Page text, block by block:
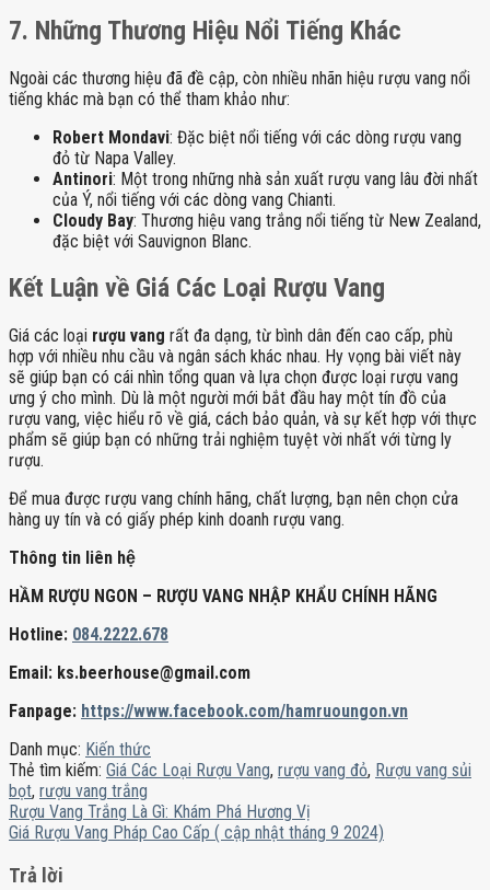
7. Những Thương Hiệu Nổi Tiếng Khác
Ngoài các thương hiệu đã đề cập, còn nhiều nhãn hiệu rượu vang nổi
tiếng khác mà bạn có thể tham khảo như:
Robert Mondavi: Đặc biệt nổi tiếng với các dòng rượu vang
đỏ từ Napa Valley.
Antinori: Một trong những nhà sản xuất rượu vang lâu đời nhất
của Ý, nổi tiếng với các dòng vang Chianti.
Cloudy Bay: Thương hiệu vang trắng nổi tiếng từ New Zealand,
đặc biệt với Sauvignon Blanc.
Kết Luận về Giá Các Loại Rượu Vang
Giá các loại rượu vang rất đa dạng, từ bình dân đến cao cấp, phù
hợp với nhiều nhu cầu và ngân sách khác nhau. Hy vọng bài viết này
sẽ giúp bạn có cái nhìn tổng quan và lựa chọn được loại rượu vang
ưng ý cho mình. Dù là một người mới bắt đầu hay một tín đồ của
rượu vang, việc hiểu rõ về giá, cách bảo quản, và sự kết hợp với thực
phẩm sẽ giúp bạn có những trải nghiệm tuyệt vời nhất với từng ly
rượu.
Để mua được rượu vang chính hãng, chất lượng, bạn nên chọn cửa
hàng uy tín và có giấy phép kinh doanh rượu vang.
Thông tin liên hệ
HẦM RƯỢU NGON – RƯỢU VANG NHẬP KHẨU CHÍNH HÃNG
Hotline: 084.2222.678
Email: ks.beerhouse@gmail.com
Fanpage: https://www.facebook.com/hamruoungon.vn
Danh mục: Kiến thức
Thẻ tìm kiếm: Giá Các Loại Rượu Vang, rượu vang đỏ, Rượu vang sủi
bọt, rượu vang trắng
Rượu Vang Trắng Là Gì: Khám Phá Hương Vị
Giá Rượu Vang Pháp Cao Cấp ( cập nhật tháng 9 2024)
Trả lời